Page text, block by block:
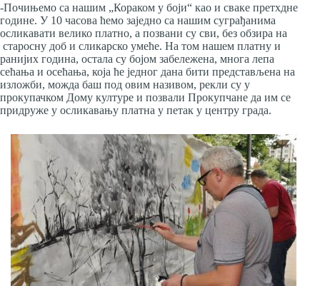
-Почињемо са нашим „Кораком у боји“ као и сваке претхдне
године. У 10 часова ћемо заједно са нашим суграђанима
осликавати велико платно, а позвани су сви, без обзира на
старосну доб и сликарско умеће. На том нашем платну и
ранијих година, остала су бојом забележена, многа лепа
сећања и осећања, која ће једног дана бити представљена на
изложби, можда баш под овим називом, рекли су у
прокупачком Дому културе и позвали Прокупчане да им се
придруже у осликавању платна у петак у центру града.